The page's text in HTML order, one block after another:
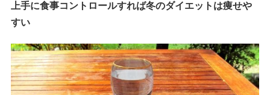
上手に食事コントロールすれば冬のダイエットは痩せや
すい